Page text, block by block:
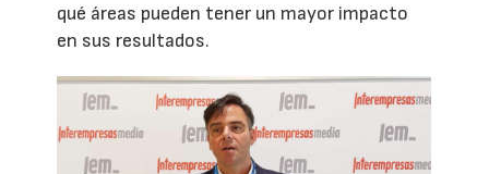
qué áreas pueden tener un mayor impacto
en sus resultados.